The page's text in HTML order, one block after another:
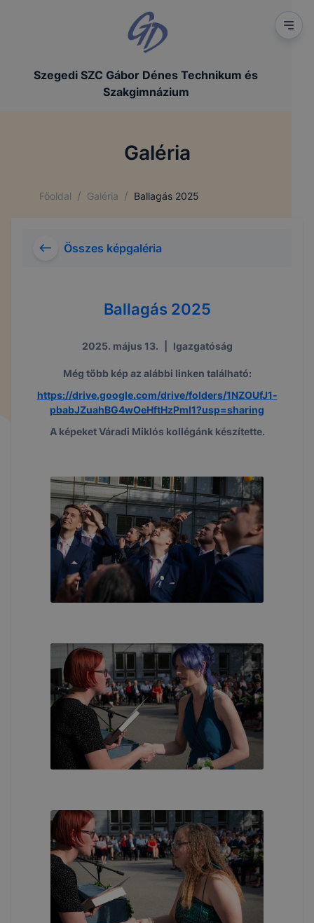
Szegedi SZC Gábor Dénes Technikum és
Szakgimnázium
Galéria
Főoldal / Galéria / Ballagás 2025
Összes képgaléria
Ballagás 2025
2025. május 13. Igazgatóság
Még több kép az alábbi linken található:
https://drive.google.com/drive/folders/1NZOUfJ1-
pbabJZuahBG4wOeHftHzPmI1?usp=sharing
A képeket Váradi Miklós kollégánk készítette.